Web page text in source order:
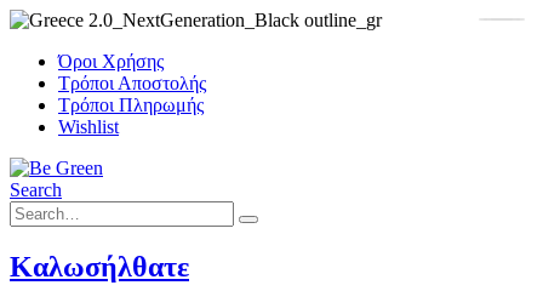
Όροι Χρήσης
Τρόποι Αποστολής
Τρόποι Πληρωμής
Wishlist
Search
Καλωσήλθατε